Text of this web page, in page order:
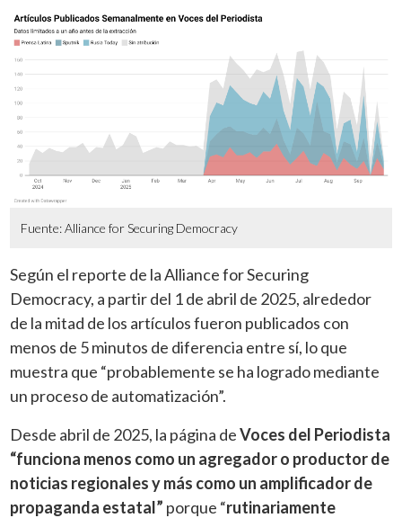
Fuente: Alliance for Securing Democracy
Según el reporte de la Alliance for Securing
Democracy, a partir del 1 de abril de 2025, alrededor
de la mitad de los artículos fueron publicados con
menos de 5 minutos de diferencia entre sí, lo que
muestra que “probablemente se ha logrado mediante
un proceso de automatización”.
Desde abril de 2025, la página deVoces del Periodista
“funciona menos como un agregador o productor de
noticias regionales y más como un amplificador de
propaganda estatal” porque “rutinariamente